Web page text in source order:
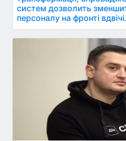
систем дозволить
персоналу на фронті вдвічі.